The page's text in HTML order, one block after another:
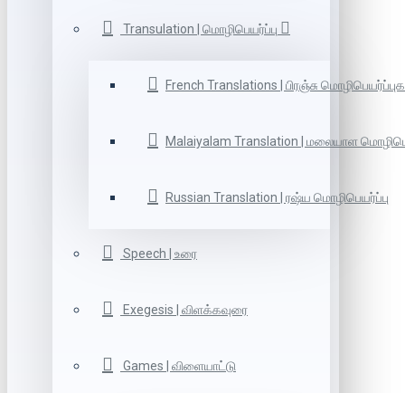
Transulation | மொழிபெயர்ப்பு
French Translations | பிரஞ்சு
Malaiyalam Translation | மலையாள
Russian Translation | ரஷ்ய மொழிபெயர்ப்பு
Speech | உரை
Exegesis | விளக்கவுரை
Games | விளையாட்டு